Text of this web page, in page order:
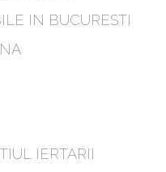
IN BUCURESTI
IERTARII